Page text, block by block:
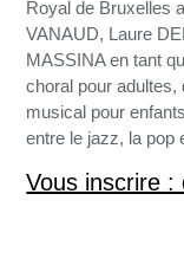
Royal de Bruxelles
VANAUD, Laure
MASSINA en tant
choral pour adultes,
musical pour
entre le jazz, la pop
Vous inscrire :